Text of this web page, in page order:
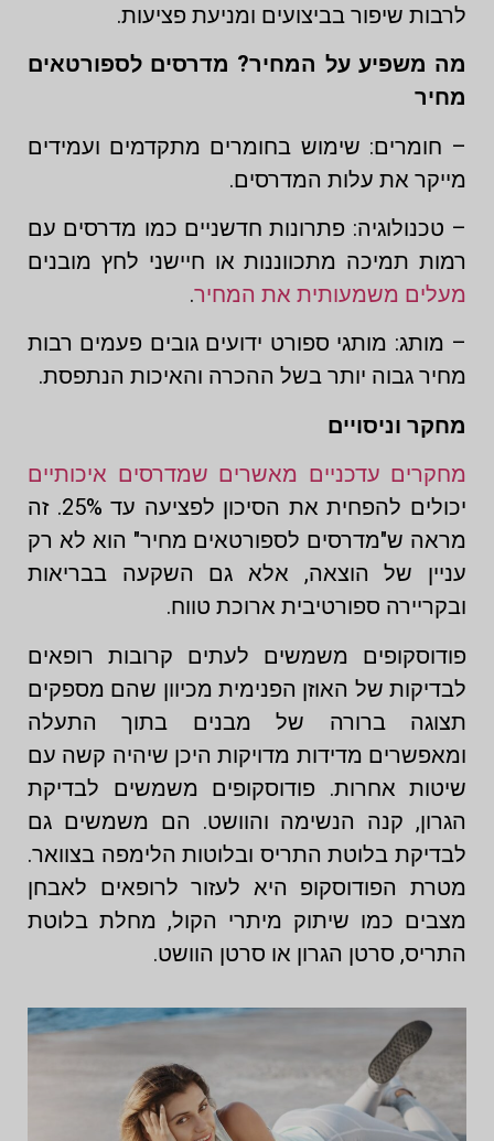
לרבות שיפור בביצועים ומניעת פציעות.
מה משפיע על המחיר? מדרסים לספורטאים
מחיר
– חומרים: שימוש בחומרים מתקדמים ועמידים
מייקר את עלות המדרסים.
– טכנולוגיה: פתרונות חדשניים כמו מדרסים עם
רמות תמיכה מתכווננות או חיישני לחץ מובנים
מעלים משמעותית את המחיר.
– מותג: מותגי ספורט ידועים גובים פעמים רבות
מחיר גבוה יותר בשל ההכרה והאיכות הנתפסת.
מחקר וניסויים
מחקרים עדכניים מאשרים שמדרסים איכותיים
יכולים להפחית את הסיכון לפציעה עד 25%. זה
מראה ש"מדרסים לספורטאים מחיר" הוא לא רק
עניין של הוצאה, אלא גם השקעה בבריאות
ובקריירה ספורטיבית ארוכת טווח.
פודוסקופים משמשים לעתים קרובות רופאים
לבדיקות של האוזן הפנימית מכיוון שהם מספקים
תצוגה ברורה של מבנים בתוך התעלה
ומאפשרים מדידות מדויקות היכן שיהיה קשה עם
שיטות אחרות. פודוסקופים משמשים לבדיקת
הגרון, קנה הנשימה והוושט. הם משמשים גם
לבדיקת בלוטת התריס ובלוטות הלימפה בצוואר.
מטרת הפודוסקופ היא לעזור לרופאים לאבחן
מצבים כמו שיתוק מיתרי הקול, מחלת בלוטת
התריס, סרטן הגרון או סרטן הוושט.